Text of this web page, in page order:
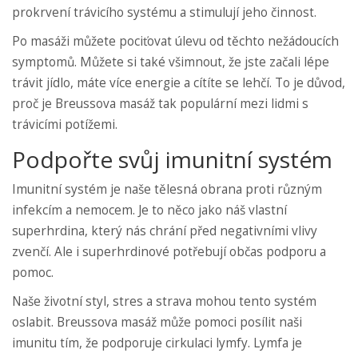
prokrvení trávicího systému a stimulují jeho činnost.
Po masáži můžete pociťovat úlevu od těchto nežádoucích
symptomů. Můžete si také všimnout, že jste začali lépe
trávit jídlo, máte více energie a cítíte se lehčí. To je důvod,
proč je Breussova masáž tak populární mezi lidmi s
trávicími potížemi.
Podpořte svůj imunitní systém
Imunitní systém je naše tělesná obrana proti různým
infekcím a nemocem. Je to něco jako náš vlastní
superhrdina, který nás chrání před negativními vlivy
zvenčí. Ale i superhrdinové potřebují občas podporu a
pomoc.
Naše životní styl, stres a strava mohou tento systém
oslabit. Breussova masáž může pomoci posílit naši
imunitu tím, že podporuje cirkulaci lymfy. Lymfa je